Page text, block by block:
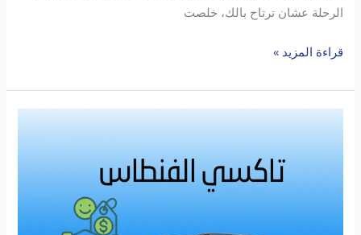
الرحلة عشان ترتاح بالك، خلصت
قراءة المزيد »